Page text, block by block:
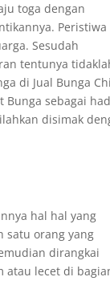
toga dengan
Peristiwa
Sesudah
tentunya
di Jual Bunga
Bunga sebagai
disimak
hal hal yang
satu orang yang
dirangkai
atau lecet di